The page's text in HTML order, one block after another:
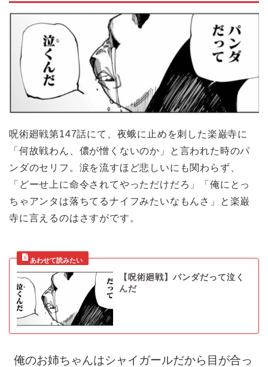
呪術廻戦第147話にて、夜蛾に止めを刺した楽巌寺に
「何故戦わん、儂が憎くないのか」と言われた時のパ
ンダのセリフ。涙を流すほど悲しいにも関わらず、
「どーせ上に命令されてやっただけだろ」「俺にとっ
ちゃアンタは落ちてるナイフみたいなもんさ」と楽巌
寺に言えるのはさすがです。
【呪術廻戦】パンダだって泣く
んだ
俺のお姉ちゃんはシャイガールだから目が合っ